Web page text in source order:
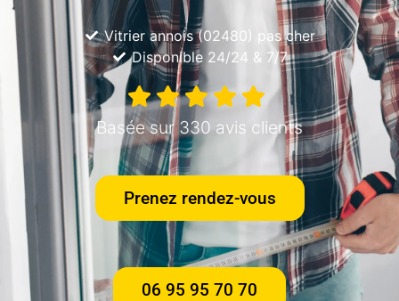
Vitrier annois (02480) pas cher
Disponible 24/24 & 7/7
Basée sur 330 avis clients
Prenez rendez-vous
06 95 95 70 70